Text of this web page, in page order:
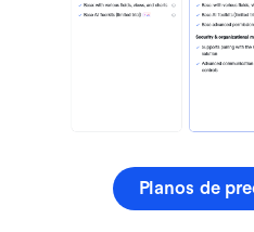
Planos de